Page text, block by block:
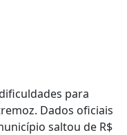
para
Dados oficiais
saltou de R$